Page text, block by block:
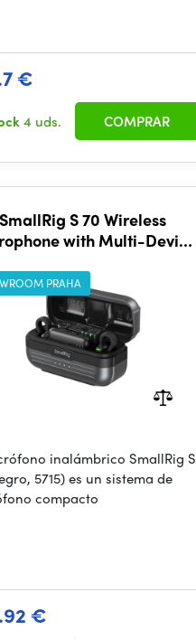
€
4 uds. COMPRAR
SmallRig S 70 Wireless
with Multi-Device
PRAHA
inalámbrico SmallRig S
5715) es un sistema de
compacto
€